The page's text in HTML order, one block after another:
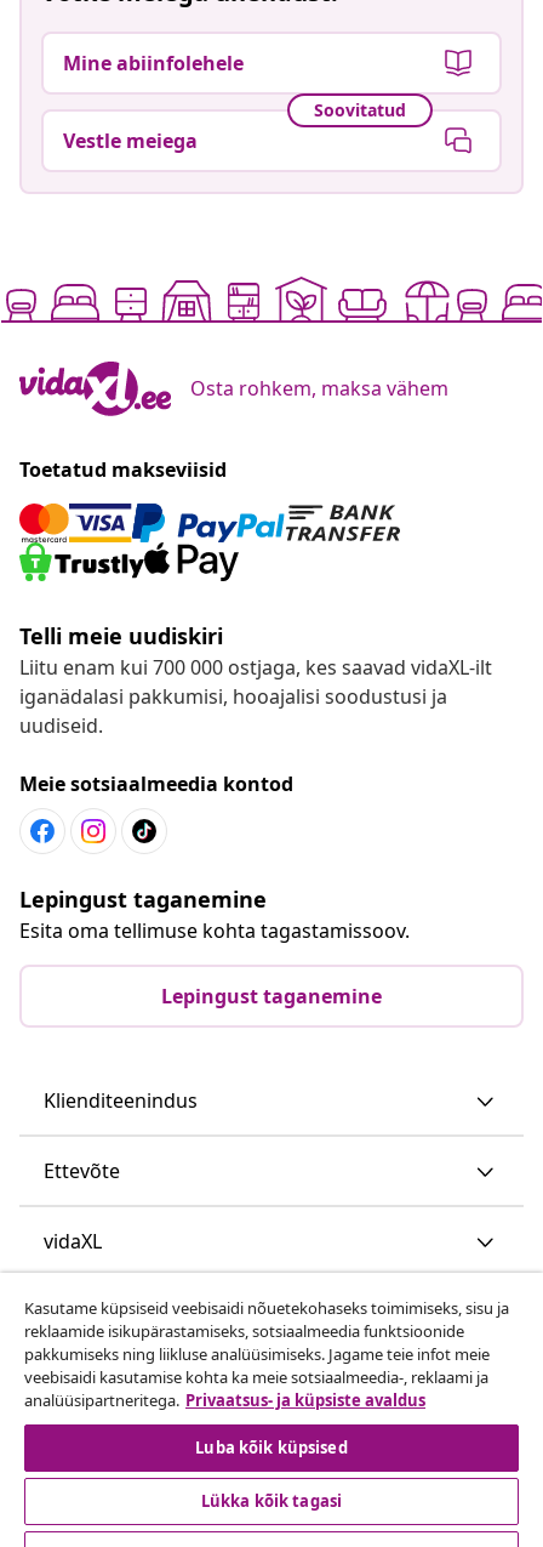
Mine abiinfolehele
Soovitatud
Vestle meiega
Osta rohkem, maksa vähem
Toetatud makseviisid
Telli meie uudiskiri
Liitu enam kui 700 000 ostjaga, kes saavad vidaXL-ilt
iganädalasi pakkumisi, hooajalisi soodustusi ja
uudiseid.
Meie sotsiaalmeedia kontod
Lepingust taganemine
Esita oma tellimuse kohta tagastamissoov.
Lepingust taganemine
Klienditeenindus
Ettevõte
vidaXL
Vaata rohkem
© 2008-2026 vidaXL www.vidaxl.ee on vidaXL Marketplace
Europe B.V. veebileht
Kasutame küpsiseid veebisaidi nõuetekohaseks toimimiseks, sisu ja
reklaamide isikupärastamiseks, sotsiaalmeedia funktsioonide
pakkumiseks ning liikluse analüüsimiseks. Jagame teie infot meie
veebisaidi kasutamise kohta ka meie sotsiaalmeedia-, reklaami ja
analüüsipartneritega. Privaatsus- ja küpsiste avaldus
Luba kõik küpsised
Lükka kõik tagasi